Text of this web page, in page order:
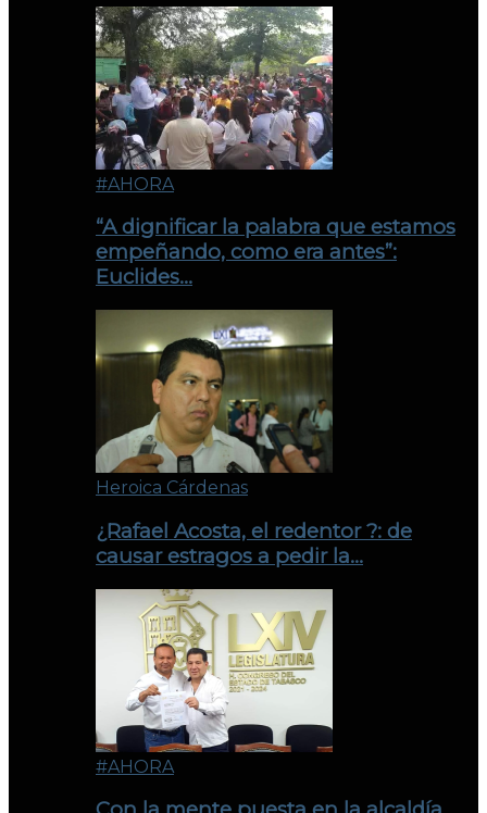
#AHORA
“A dignificar la palabra que estamos
empeñando, como era antes”:
Euclides…
Heroica Cárdenas
¿Rafael Acosta, el redentor ?: de
causar estragos a pedir la…
#AHORA